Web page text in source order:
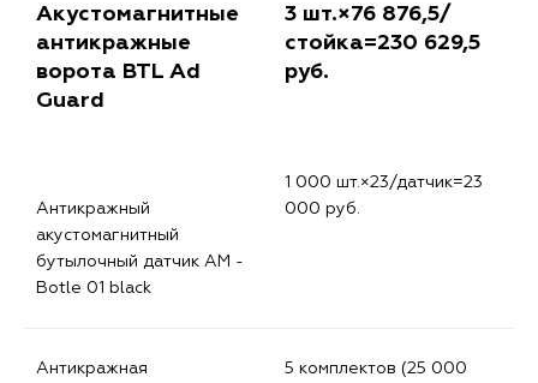
Акустомагнитные
антикражные
ворота BTL Ad
Guard
3 шт.×76 876,5/
стойка=230 629,5
руб.
Антикражный
акустомагнитный
бутылочный датчик AM -
Botle 01 black
1 000 шт.×23/датчик=23
000 руб.
Антикражная
5 комплектов (25 000